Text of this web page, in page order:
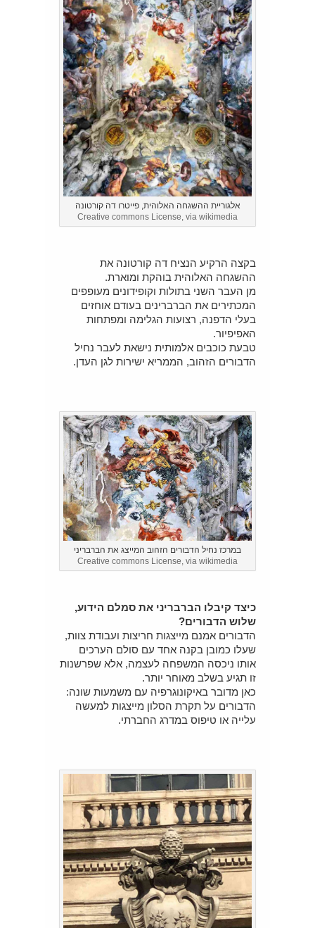
אלגוריית ההשגחה האלוהית, פייטרו דה קורטונה
Creative commons License, via wikimedia
בקצה הרקיע הנציח דה קורטונה את
ההשגחה האלוהית בוהקת ומוארת.
מן העבר השני בתולות וקופידונים מעופפים
המכתירים את הברברינים בעודם אוחזים
בעלי הדפנה, רצועות הגלימה ומפתחות
האפיפיור.
טבעת כוכבים אלמותית נישאת לעבר נחיל
הדבורים הזהוב, הממריא ישירות לגן העדן.
במרכז נחיל הדבורים הזהוב המייצג את הברבריני
Creative commons License, via wikimedia
כיצד קיבלו הברבריני את סמלם הידוע,
שלוש הדבורים?
הדבורים אמנם מייצגות חריצות ועבודת צוות,
שעלו כמובן בקנה אחד עם סולם הערכים
אותו ניכסה המשפחה לעצמה, אלא שפרשנות
זו תגיע בשלב מאוחר יותר.
כאן מדובר באיקונוגרפיה עם משמעות שונה:
הדבורים על תקרת הסלון מייצגות למעשה
עלייה או טיפוס במדרג החברתי.